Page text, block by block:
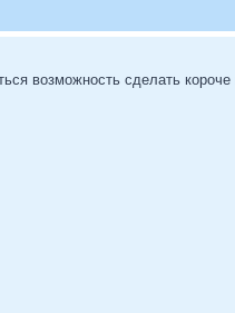
возможность сделать